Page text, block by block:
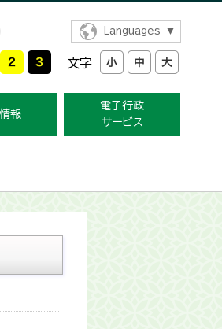
Languages
文字
報
電子行政
サービス